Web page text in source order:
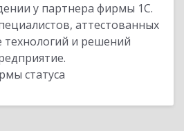
у партнера фирмы 1С.
аттестованных
технологий и решений
статуса